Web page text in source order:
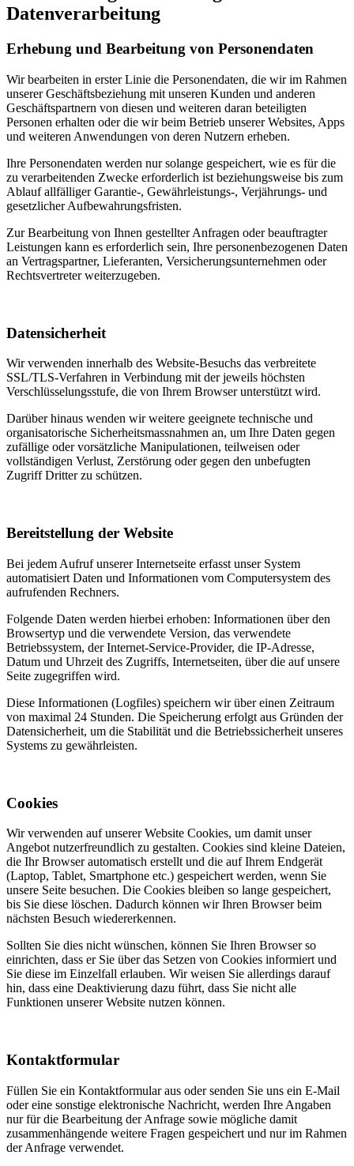
Datenverarbeitung
Erhebung und Bearbeitung von Personendaten
Wir bearbeiten in erster Linie die Personendaten, die wir im Rahmen
unserer Geschäftsbeziehung mit unseren Kunden und anderen
Geschäftspartnern von diesen und weiteren daran beteiligten
Personen erhalten oder die wir beim Betrieb unserer Websites, Apps
und weiteren Anwendungen von deren Nutzern erheben.
Ihre Personendaten werden nur solange gespeichert, wie es für die
zu verarbeitenden Zwecke erforderlich ist beziehungsweise bis zum
Ablauf allfälliger Garantie-, Gewährleistungs-, Verjährungs- und
gesetzlicher Aufbewahrungsfristen.
Zur Bearbeitung von Ihnen gestellter Anfragen oder beauftragter
Leistungen kann es erforderlich sein, Ihre personenbezogenen Daten
an Vertragspartner, Lieferanten, Versicherungsunternehmen oder
Rechtsvertreter weiterzugeben.
Datensicherheit
Wir verwenden innerhalb des Website-Besuchs das verbreitete
SSL/TLS-Verfahren in Verbindung mit der jeweils höchsten
Verschlüsselungsstufe, die von Ihrem Browser unterstützt wird.
Darüber hinaus wenden wir weitere geeignete technische und
organisatorische Sicherheitsmassnahmen an, um Ihre Daten gegen
zufällige oder vorsätzliche Manipulationen, teilweisen oder
vollständigen Verlust, Zerstörung oder gegen den unbefugten
Zugriff Dritter zu schützen.
Bereitstellung der Website
Bei jedem Aufruf unserer Internetseite erfasst unser System
automatisiert Daten und Informationen vom Computersystem des
aufrufenden Rechners.
Folgende Daten werden hierbei erhoben: Informationen über den
Browsertyp und die verwendete Version, das verwendete
Betriebssystem, der Internet-Service-Provider, die IP-Adresse,
Datum und Uhrzeit des Zugriffs, Internetseiten, über die auf unsere
Seite zugegriffen wird.
Diese Informationen (Logfiles) speichern wir über einen Zeitraum
von maximal 24 Stunden. Die Speicherung erfolgt aus Gründen der
Datensicherheit, um die Stabilität und die Betriebssicherheit unseres
Systems zu gewährleisten.
Cookies
Wir verwenden auf unserer Website Cookies, um damit unser
Angebot nutzerfreundlich zu gestalten. Cookies sind kleine Dateien,
die Ihr Browser automatisch erstellt und die auf Ihrem Endgerät
(Laptop, Tablet, Smartphone etc.) gespeichert werden, wenn Sie
unsere Seite besuchen. Die Cookies bleiben so lange gespeichert,
bis Sie diese löschen. Dadurch können wir Ihren Browser beim
nächsten Besuch wiedererkennen.
Sollten Sie dies nicht wünschen, können Sie Ihren Browser so
einrichten, dass er Sie über das Setzen von Cookies informiert und
Sie diese im Einzelfall erlauben. Wir weisen Sie allerdings darauf
hin, dass eine Deaktivierung dazu führt, dass Sie nicht alle
Funktionen unserer Website nutzen können.
Kontaktformular
Füllen Sie ein Kontaktformular aus oder senden Sie uns ein E-Mail
oder eine sonstige elektronische Nachricht, werden Ihre Angaben
nur für die Bearbeitung der Anfrage sowie mögliche damit
zusammenhängende weitere Fragen gespeichert und nur im Rahmen
der Anfrage verwendet.